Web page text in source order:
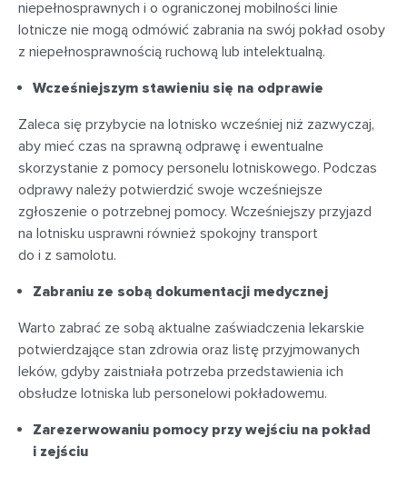
niepełnosprawnych i o ograniczonej mobilności linie
lotnicze nie mogą odmówić zabrania na swój pokład osoby
z niepełnosprawnością ruchową lub intelektualną.
Wcześniejszym stawieniu się na odprawie
Zaleca się przybycie na lotnisko wcześniej niż zazwyczaj,
aby mieć czas na sprawną odprawę i ewentualne
skorzystanie z pomocy personelu lotniskowego. Podczas
odprawy należy potwierdzić swoje wcześniejsze
zgłoszenie o potrzebnej pomocy. Wcześniejszy przyjazd
na lotnisku usprawni również spokojny transport
do i z samolotu.
Zabraniu ze sobą dokumentacji medycznej
Warto zabrać ze sobą aktualne zaświadczenia lekarskie
potwierdzające stan zdrowia oraz listę przyjmowanych
leków, gdyby zaistniała potrzeba przedstawienia ich
obsłudze lotniska lub personelowi pokładowemu.
Zarezerwowaniu pomocy przy wejściu na pokład
i zejściu